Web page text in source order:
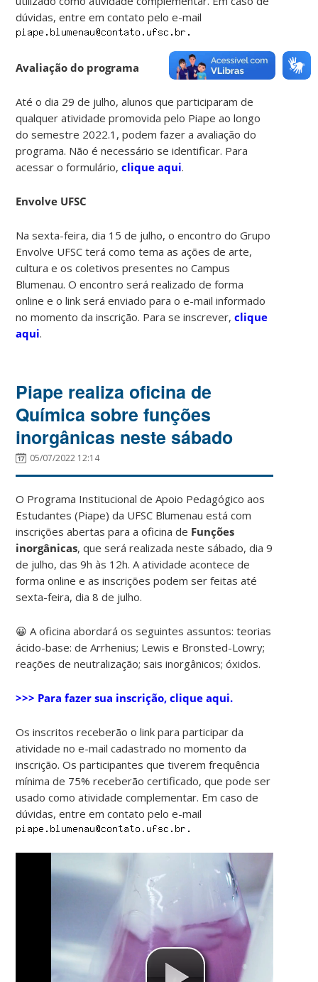
dúvidas, entre em contato pelo e-mail
Avaliação do programa
Até o dia 29 de julho, alunos que participaram de
qualquer atividade promovida pelo Piape ao longo
do semestre 2022.1, podem fazer a avaliação do
programa. Não é necessário se identificar. Para
acessar o formulário,clique aqui.
Envolve UFSC
Na sexta-feira, dia 15 de julho, o encontro do Grupo
Envolve UFSC terá como tema as ações de arte,
cultura e os coletivos presentes no Campus
Blumenau. O encontro será realizado de forma
online e o link será enviado para o e-mail informado
no momento da inscrição. Para se inscrever,clique
aqui.
Piape realiza oficina de
Química sobre funções
inorgânicas neste sábado
05/07/2022 12:14
O Programa Institucional de Apoio Pedagógico aos
Estudantes (Piape) da UFSC Blumenau está com
inscrições abertas para a oficina de Funções
inorgânicas, que será realizada neste sábado, dia 9
de julho, das 9h às 12h. A atividade acontece de
forma online e as inscrições podem ser feitas até
sexta-feira, dia 8 de julho.
😀 A oficina abordará os seguintes assuntos: teorias
ácido-base: de Arrhenius; Lewis e Bronsted-Lowry;
reações de neutralização; sais inorgânicos; óxidos.
>>> Para fazer sua inscrição, clique aqui.
Os inscritos receberão o link para participar da
atividade no e-mail cadastrado no momento da
inscrição. Os participantes que tiverem frequência
mínima de 75% receberão certificado, que pode ser
usado como atividade complementar. Em caso de
dúvidas, entre em contato pelo e-mail